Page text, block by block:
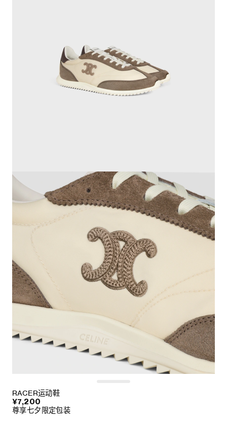
RACER运动鞋
¥7,200
尊享七夕限定包装